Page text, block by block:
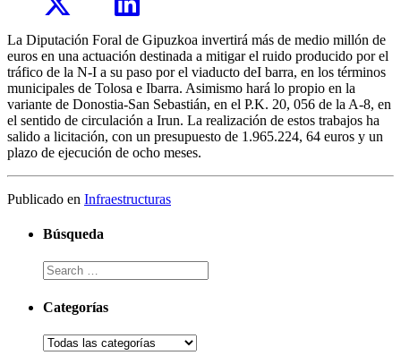
La Diputación Foral de Gipuzkoa invertirá más de medio millón de
euros en una actuación destinada a mitigar el ruido producido por el
tráfico de la N-I a su paso por el viaducto deI barra, en los términos
municipales de Tolosa e Ibarra. Asimismo hará lo propio en la
variante de Donostia-San Sebastián, en el P.K. 20, 056 de la A-8, en
el sentido de circulación a Irun. La realización de estos trabajos ha
salido a licitación, con un presupuesto de 1.965.224, 64 euros y un
plazo de ejecución de ocho meses.
Publicado en Infraestructuras
Búsqueda
Categorías